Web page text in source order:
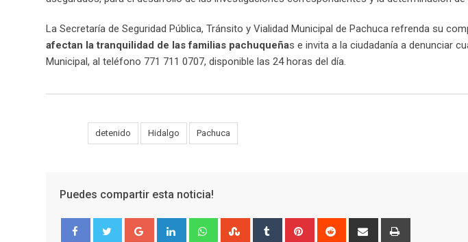
La Secretaría de Seguridad Pública, Tránsito y Vialidad Municipal de Pachuca refrenda su
afectan la tranquilidad de las familias pachuqueñas e invita a la ciudadanía a denunciar
Municipal, al teléfono 771 711 0707, disponible las 24 horas del día.
detenido Hidalgo Pachuca
Puedes compartir esta noticia!
Google+ LinkedIn WhatsappStumbleUpon
Tumblr Pinterest Reddit
Share